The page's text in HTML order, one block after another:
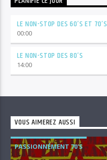
LE NON-STOP DES 60’S ET 70’S
00:00
LE NON-STOP DES 80’S
14:00
VOUS AIMEREZ AUSSI
PASSIONNÉMENT 70'S